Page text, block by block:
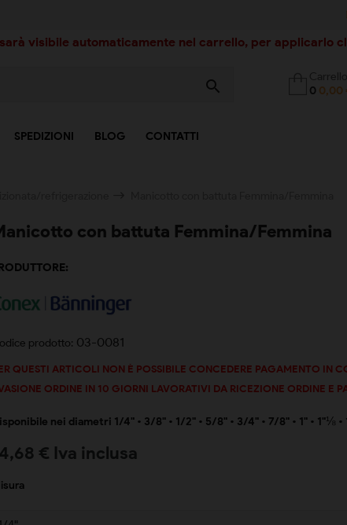
visibile automaticamente nel carrello, per applicarlo
search
0 0,00
SPEDIZIONI BLOG CONTATTI
con battuta Femmina/Femmina
prodotto: 03-0081
QUESTI ARTICOLI NON È POSSIBILE CONCEDERE PAGAMENTO IN
ORDINE IN 10 GIORNI LAVORATIVI DA RICEZIONE ORDINE E
nei diametri 1/4" • 3/8" • 1/2" • 5/8" • 3/4" • 7/8" • 1" • 1"⅛ •
€ Iva inclusa